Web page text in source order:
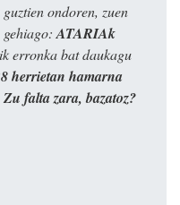
ondoren, zuen
ATARIAk
erronka bat daukagu
herrietan hamarna
Zu falta zara, bazatoz?